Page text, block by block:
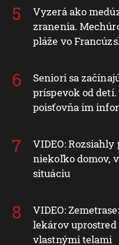
Vyzerá ako
zranenia.
pláže vo
Seniori sa
príspevok od
poisťovňa im
VIDEO:
niekoľko domov,
situáciu
VIDEO:
lekárov
vlastnými telami